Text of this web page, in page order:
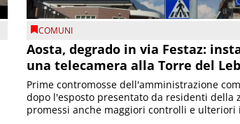
COMUNI
Aosta, degrado in via Festaz:
una telecamera alla Torre del
Prime contromosse dell'amministrazione
dopo l'esposto presentato da residenti della
promessi anche maggiori controlli e ulteriori